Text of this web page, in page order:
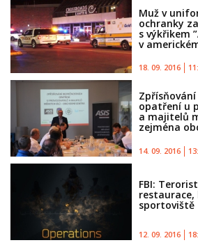
Muž v
ochranky
s výkřikem
v
18. 09. 2016
opatření u
a majitelů
zejména
14. 09. 2016
FBI:
restaurace,
sportoviště
12. 09. 2016